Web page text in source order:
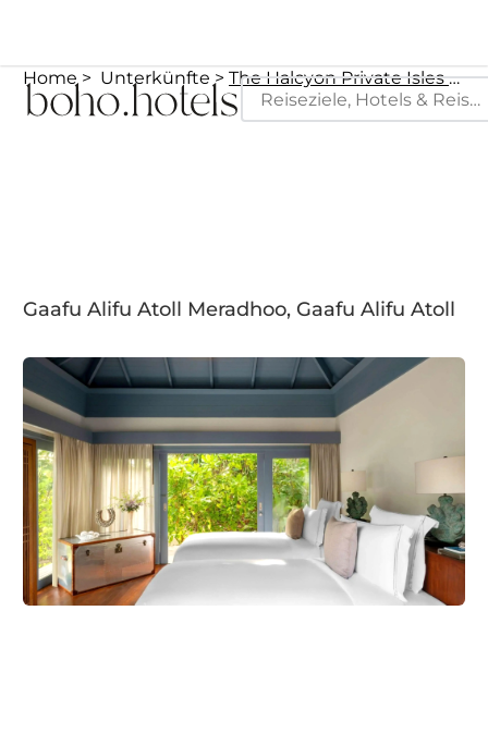
Home Unterkünfte The Halcyon Private Isles Maldives, Autograph Collection
Gaafu Alifu Atoll Meradhoo, Gaafu Alifu Atoll